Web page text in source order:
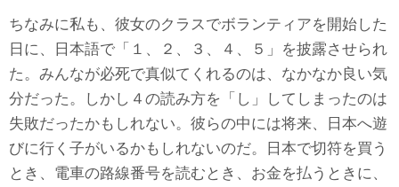
ちなみに私も、彼女のクラスでボランティアを開始した
日に、日本語で「１、２、３、４、５」を披露させられ
た。みんなが必死で真似てくれるのは、なかなか良い気
分だった。しかし４の読み方を「し」してしまったのは
失敗だったかもしれない。彼らの中には将来、日本へ遊
びに行く子がいるかもしれないのだ。日本で切符を買う
とき、電車の路線番号を読むとき、お金を払うときに、